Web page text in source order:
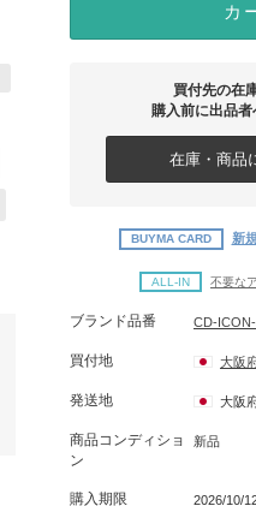
カ
買付先の在
購入前に出品者
在庫・商品
BUYMA CARD 新
ALL-IN 不要な
ブランド品番 CD-
買付地 大阪
発送地 大阪
商品コンディショ
ン
新品
購入期限 2026/10/